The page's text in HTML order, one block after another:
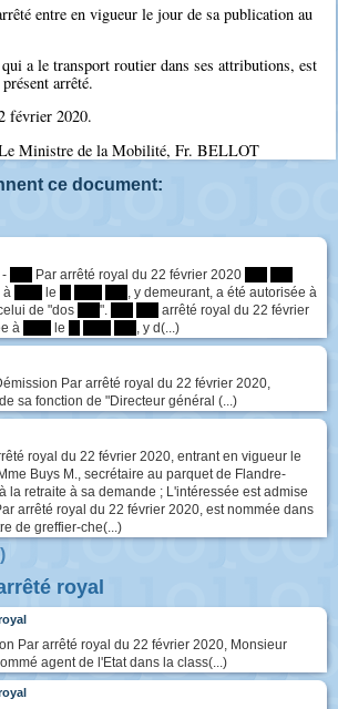
entre en vigueur le jour de sa publication au
a le transport routier dans ses attributions, est
arrêté.
février 2020.
Ministre de la Mobilité, Fr. BELLOT
ce document:
- Par arrêté royal du 22 février 2020
à le
, y demeurant, a été autorisée à
de "dos
".
arrêté royal du 22 février
à le , y d(...)
Par arrêté royal du 22 février 2020,
sa fonction de "Directeur général (...)
royal du 22 février 2020, entrant en vigueur le
Buys M., secrétaire au parquet de Flandre-
la retraite à sa demande ; L'intéressée est admise
arrêté royal du 22 février 2020, est nommée dans
de greffier-che(...)
royal
Par arrêté royal du 22 février 2020, Monsieur
agent de l'Etat dans la class(...)